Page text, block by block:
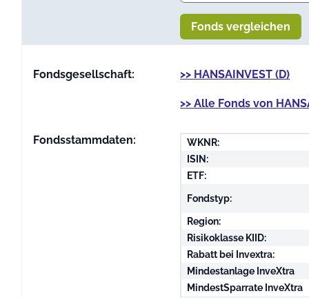
Fonds vergleichen
Fondsgesellschaft: >> HANSAINVEST (D)
>> Alle Fonds von
Fondsstammdaten: WKNR:
ISIN:
ETF:
Fondstyp:
Region:
Risikoklasse KIID:
Rabatt bei Invextra:
Mindestanlage InveXtra
MindestSparrate InveXtra